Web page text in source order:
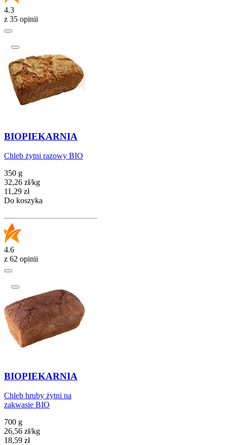
4.3
z 35 opinii
BIOPIEKARNIA
Chleb żytni razowy BIO
350 g
32,26 zł/kg
Cena
11,29 zł
Do koszyka
4.6
z 62 opinii
BIOPIEKARNIA
Chleb hruby żytni na
zakwasie BIO
700 g
26,56 zł/kg
Cena
18,59 zł